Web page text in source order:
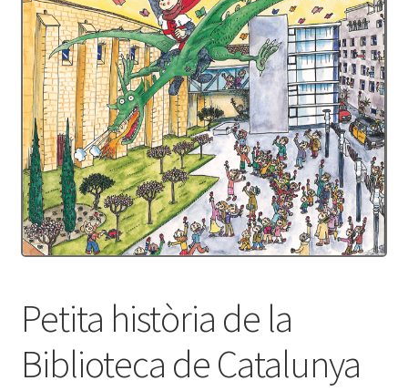
Payment
Protecció de dades
Termes i condicions
Petita història de la
Biblioteca de Catalunya